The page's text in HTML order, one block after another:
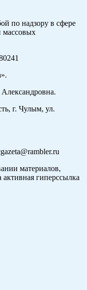
по надзору в сфере
массовых
г. Чулым, ул.
материалов,
активная гиперссылка